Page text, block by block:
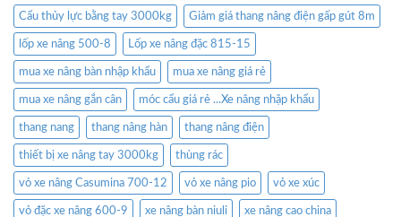
Cẩu thủy lực bằng tay 3000kg Giảm giá thang nâng điện gấp gút 8m
lốp xe nâng 500-8 Lốp xe nâng đặc 815-15
mua xe nâng bàn nhập khẩu mua xe nâng giá rẻ
mua xe nâng gắn cân móc cẩu giá rẻ ...Xe nâng nhập khẩu
thang nang thang nâng hàn thang nâng điện
thiết bị xe nâng tay 3000kg thùng rác
vỏ xe nâng Casumina 700-12 vỏ xe nâng pio vỏ xe xúc
vỏ đặc xe nâng 600-9 xe nâng bàn niuli xe nâng cao china